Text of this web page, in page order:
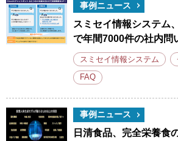
事例ニュース
スミセイ情報システム
で年間7000件の社内問
スミセイ情報システム
FAQ
事例ニュース
日清食品、完全栄養食